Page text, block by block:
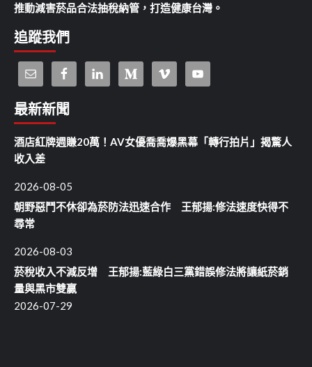
推動減害菸品合法抽稅納管，打造健康台灣。
追蹤我們
最新新聞
酒店紅牌週賺20萬！AV女優喬喬爆黑幕「轉行拍片」揭驚人
收入差
2026-08-05
朝野惡鬥不休卻為菸防法迅速合作 王郁揚:修法速度快得不
尋常
2026-08-03
菸稅收入不減反增 王郁揚:藍綠白三黨錯誤修法將讓紙菸銷
量與黑市雙贏
2026-07-29